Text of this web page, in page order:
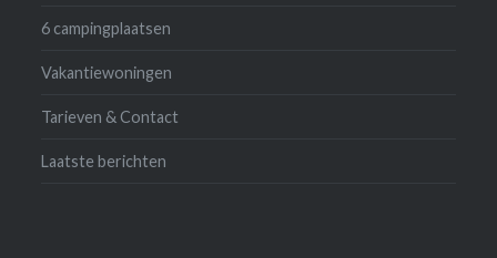
6 campingplaatsen
Vakantiewoningen
Tarieven & Contact
Laatste berichten